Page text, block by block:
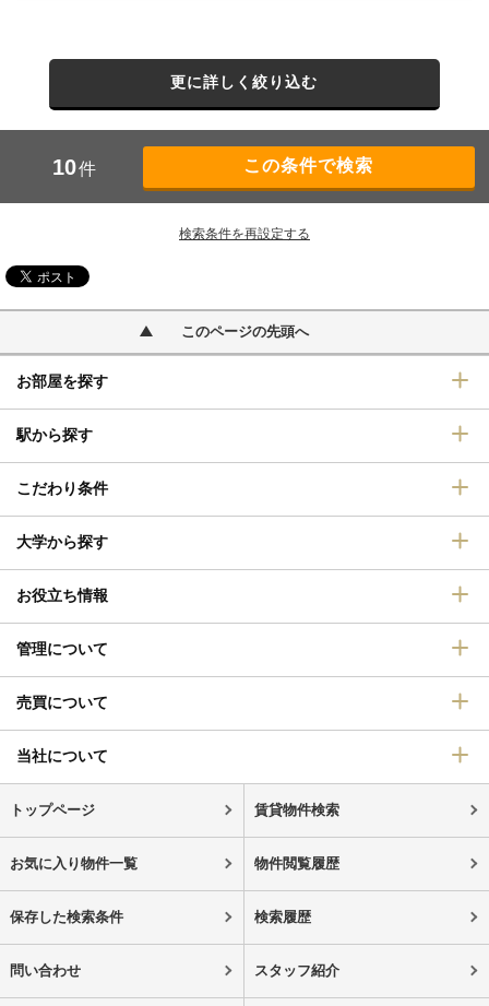
更に詳しく絞り込む
10件
検索条件を再設定する
このページの先頭へ
お部屋を探す
駅から探す
こだわり条件
大学から探す
お役立ち情報
管理について
売買について
当社について
トップページ 賃貸物件検索
お気に入り物件一覧 物件閲覧履歴
保存した検索条件 検索履歴
問い合わせ スタッフ紹介